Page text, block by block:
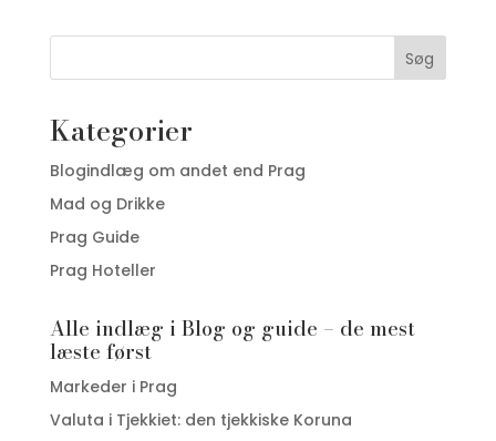
Søg
Kategorier
Blogindlæg om andet end Prag
Mad og Drikke
Prag Guide
Prag Hoteller
Alle indlæg i Blog og guide – de mest
læste først
Markeder i Prag
Valuta i Tjekkiet: den tjekkiske Koruna